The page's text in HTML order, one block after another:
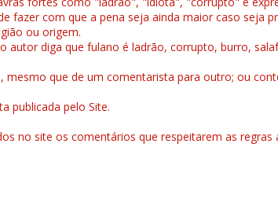
fazer com que a pena seja ainda maior caso seja
ou origem.
autor diga que fulano é ladrão, corrupto, burro,
mesmo que de um comentarista para outro; ou
publicada pelo Site.
no site os comentários que respeitarem as regras